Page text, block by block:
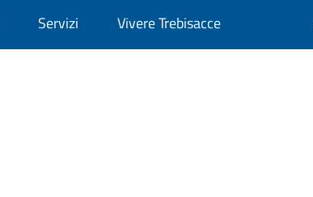
Servizi Vivere Trebisacce